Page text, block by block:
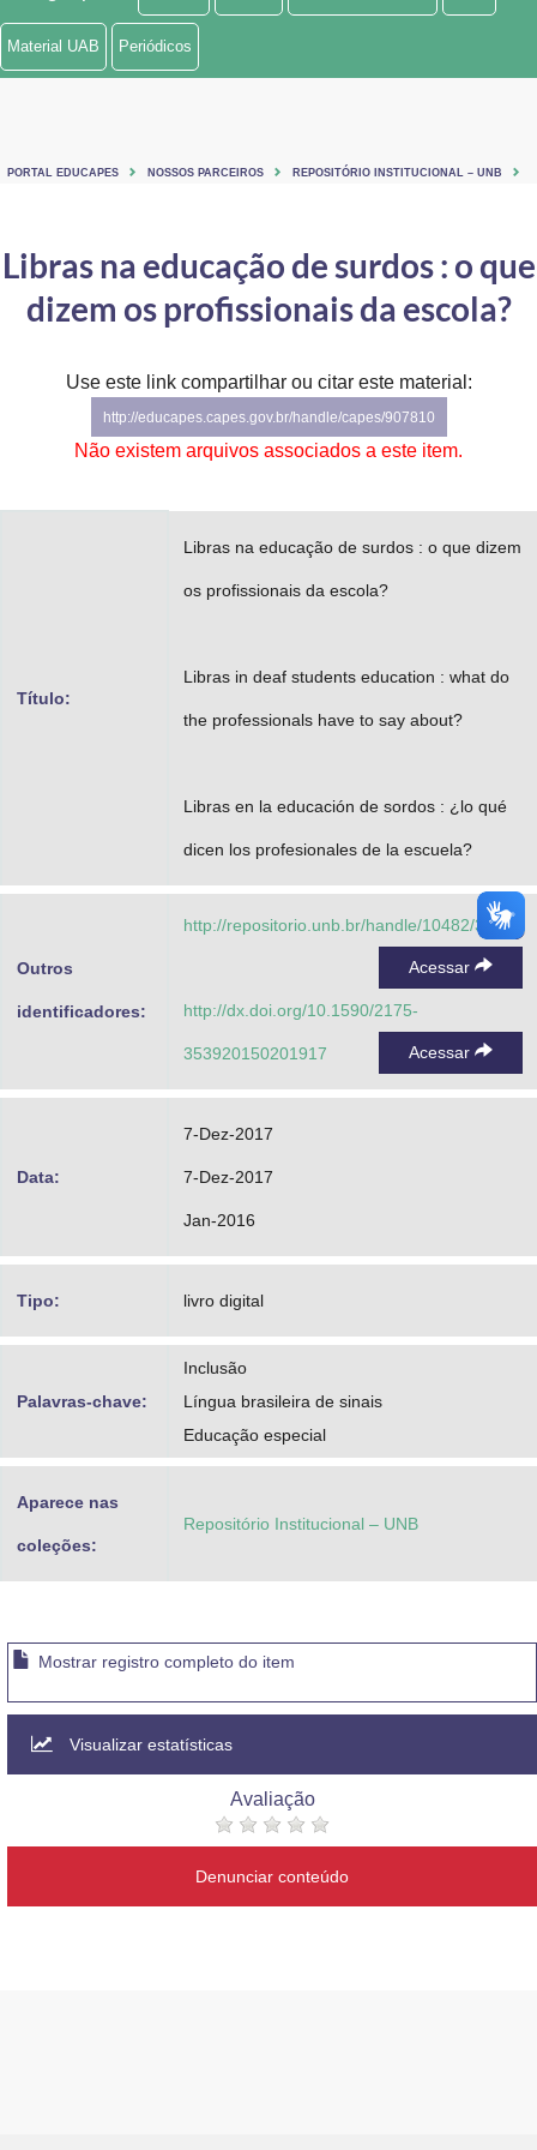
Ministério de Minas e Energia
Controladoria-Geral da União
Secretaria-Geral
Secretaria de Governo
Gabinete de Segurança Institucional
Material UAB Periódicos
PORTAL EDUCAPES NOSSOS PARCEIROS REPOSITÓRIO INSTITUCIONAL – UNB
Libras na educação de surdos : o que
dizem os profissionais da escola?
Use este link compartilhar ou citar este material:
http://educapes.capes.gov.br/handle/capes/907810
Não existem arquivos associados a este item.
Título:
Libras na educação de surdos : o que dizem
os profissionais da escola?
Libras in deaf students education : what do
the professionals have to say about?
Libras en la educación de sordos : ¿lo qué
dicen los profesionales de la escuela?
Outros
identificadores:
http://repositorio.unb.br/handle/10482/30320
Acessar
http://dx.doi.org/10.1590/2175-
353920150201917 Acessar
Data:
7-Dez-2017
7-Dez-2017
Jan-2016
Tipo: livro digital
Palavras-chave:
Inclusão
Língua brasileira de sinais
Educação especial
Aparece nas
coleções:
Repositório Institucional – UNB
Mostrar registro completo do item
Visualizar estatísticas
Avaliação
Denunciar conteúdo